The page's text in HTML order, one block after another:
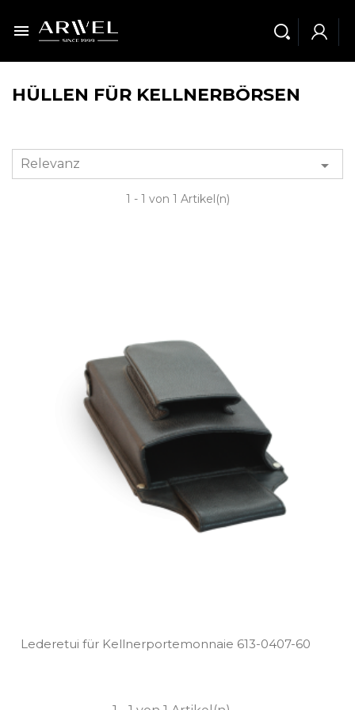

HÜLLEN FÜR KELLNERBÖRSEN
Relevanz 
1 - 1 von 1 Artikel(n)
Lederetui für Kellnerportemonnaie 613­-0407­-60